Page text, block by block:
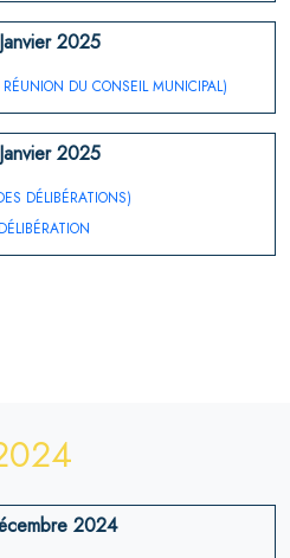
2025
DU CONSEIL MUNICIPAL)
2025
DÉLIBÉRATIONS)
2024